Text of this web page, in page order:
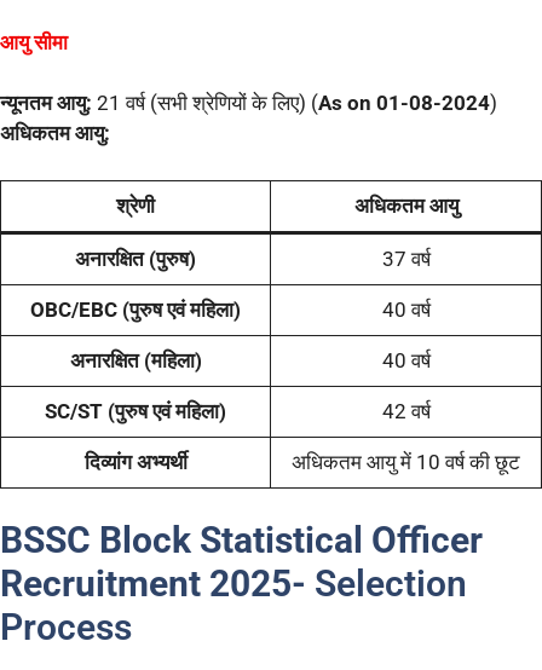
आयु सीमा
न्यूनतम आयु: 21 वर्ष (सभी श्रेणियों के लिए) (As on 01-08-2024)
अधिकतम आयु:
श्रेणी अधिकतम आयु
अनारक्षित (पुरुष) 37 वर्ष
OBC/EBC (पुरुष एवं महिला) 40 वर्ष
अनारक्षित (महिला) 40 वर्ष
SC/ST (पुरुष एवं महिला) 42 वर्ष
दिव्यांग अभ्यर्थी अधिकतम आयु में 10 वर्ष की छूट
BSSC Block Statistical Officer
Recruitment 2025- Selection
Process